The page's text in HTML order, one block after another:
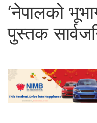
‘नेपालको
पुस्तक